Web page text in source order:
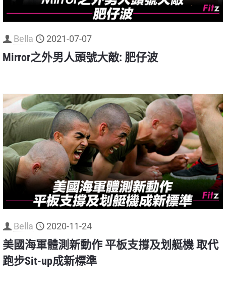
Bella 2021-07-07
Mirror之外男人頭號大敵: 肥仔波
Bella 2020-11-24
美國海軍體測新動作 平板支撐及划艇機 取代
跑步Sit-up成新標準